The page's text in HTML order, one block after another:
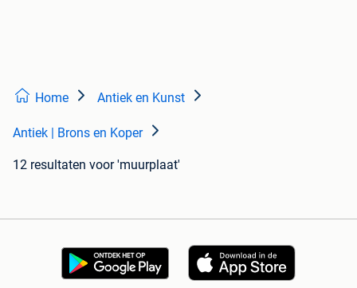
Home Antiek en Kunst
Antiek | Brons en Koper
12 resultaten voor 'muurplaat'